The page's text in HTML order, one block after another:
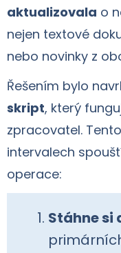
aktualizovala o
nejen textové
nebo novinky z
Řešením bylo
skript, který
zpracovatel.
intervalech
operace:
Stáhne